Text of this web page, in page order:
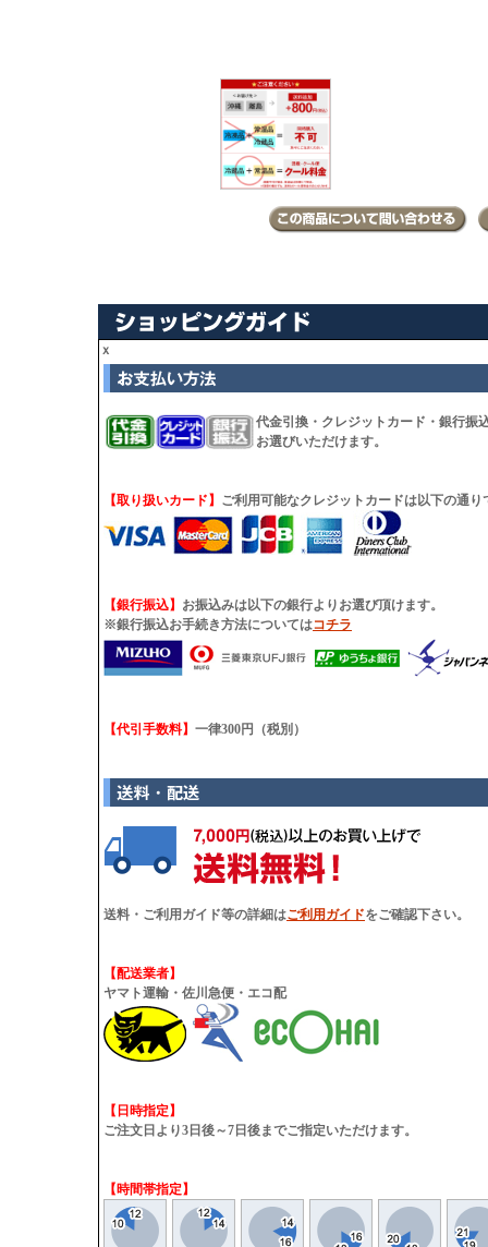
ｘ
代金引換・クレジットカード・銀行振
お選びいただけます。
【取り扱いカード】 ご利用可能なクレジットカードは以下の通り
【銀行振込】 お振込みは以下の銀行よりお選び頂けます。
※銀行振込お手続き方法についてはコチラ
【代引手数料】 一律300円（税別）
送料・ご利用ガイド等の詳細はご利用ガイドをご確認下さい。
【配送業者】
ヤマト運輸・佐川急便・エコ配
【日時指定】
ご注文日より3日後～7日後までご指定いただけます。
【時間帯指定】